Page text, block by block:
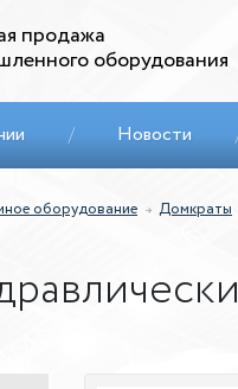
продажа
оборудования
/ Новости
оборудование Домкраты